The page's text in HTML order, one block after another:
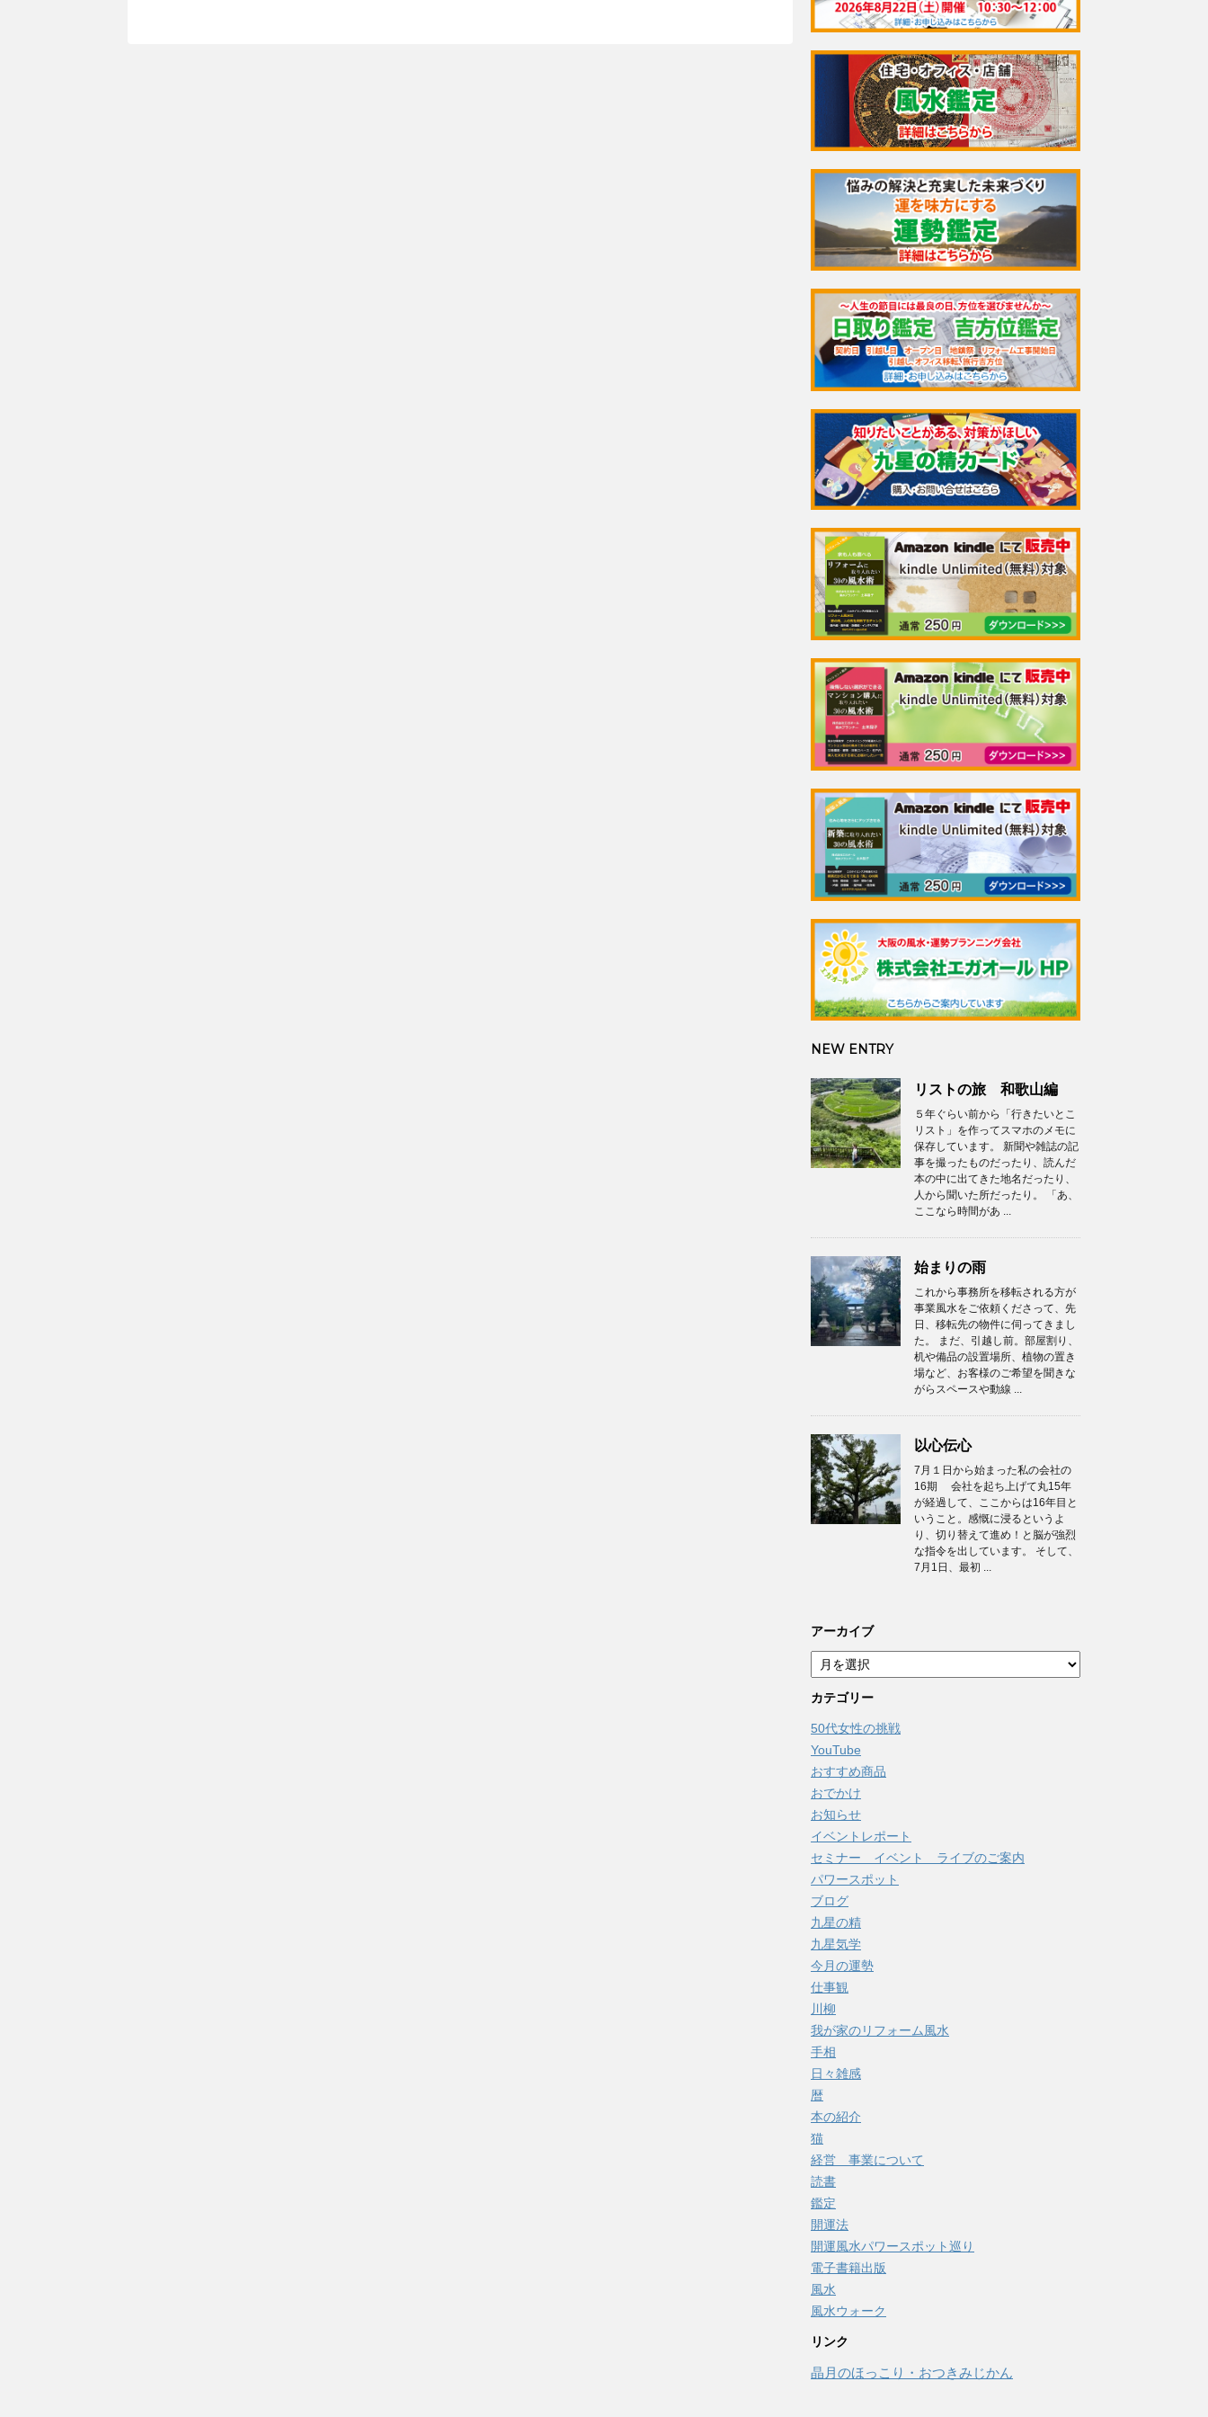
NEW ENTRY
リストの旅 和歌山編
５年ぐらい前から「行きたいとこ
リスト」を作ってスマホのメモに
保存しています。 新聞や雑誌の記
事を撮ったものだったり、読んだ
本の中に出てきた地名だったり、
人から聞いた所だったり。 「あ、
ここなら時間があ ...
始まりの雨
これから事務所を移転される方が
事業風水をご依頼くださって、先
日、移転先の物件に伺ってきまし
た。 まだ、引越し前。部屋割り、
机や備品の設置場所、植物の置き
場など、お客様のご希望を聞きな
がらスペースや動線 ...
以心伝心
7月１日から始まった私の会社の
16期 会社を起ち上げて丸15年
が経過して、ここからは16年目と
いうこと。感慨に浸るというよ
り、切り替えて進め！と脳が強烈
な指令を出しています。 そして、
7月1日、最初 ...
アーカイブ
ー
カ
イ
ブ
カテゴリー
50代女性の挑戦
YouTube
おすすめ商品
おでかけ
お知らせ
イベントレポート
セミナー イベント ライブのご案内
パワースポット
ブログ
九星の精
九星気学
今月の運勢
仕事観
川柳
我が家のリフォーム風水
手相
日々雑感
暦
本の紹介
猫
経営 事業について
読書
鑑定
開運法
開運風水パワースポット巡り
電子書籍出版
風水
風水ウォーク
リンク
晶月のほっこり・おつきみじかん